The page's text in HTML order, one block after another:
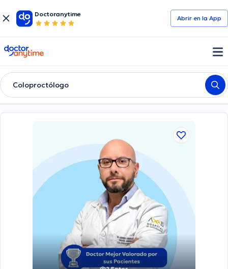
Doctoranytime
Abrir en la App
doctoranytime
Coloproctólogo